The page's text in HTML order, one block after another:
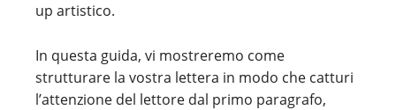
up artistico.
In questa guida, vi mostreremo come
strutturare la vostra lettera in modo che catturi
l’attenzione del lettore dal primo paragrafo,